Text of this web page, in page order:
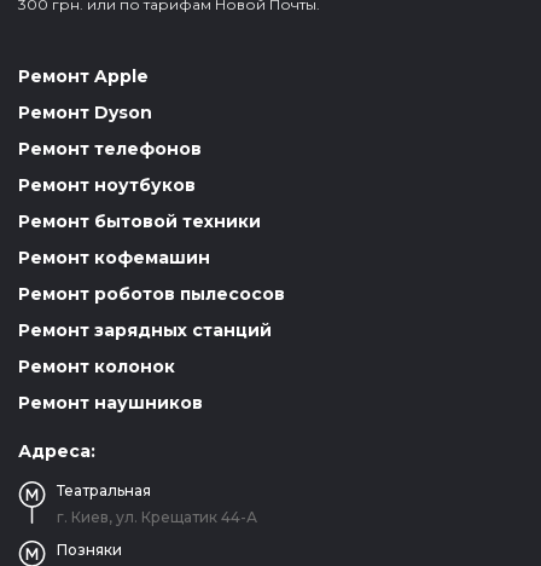
300 грн. или по тарифам Новой Почты.
Ремонт Apple
Ремонт Dyson
Ремонт телефонов
Ремонт ноутбуков
Ремонт бытовой техники
Ремонт кофемашин
Ремонт роботов пылесосов
Ремонт зарядных станций
Ремонт колонок
Ремонт наушников
Адреса:
Театральная
г. Киев, ул. Крещатик 44-А
Позняки